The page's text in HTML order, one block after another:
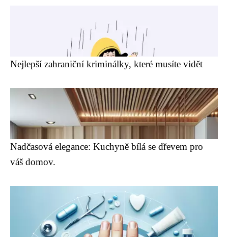
Nejlepší zahraniční kriminálky, které musíte vidět
Nadčasová elegance: Kuchyně bílá se dřevem pro
váš domov.